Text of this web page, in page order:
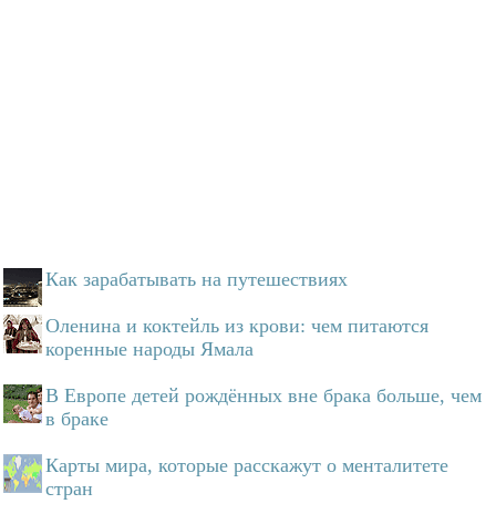
Как зарабатывать на путешествиях
Оленина и коктейль из крови: чем питаются
коренные народы Ямала
В Европе детей рождённых вне брака больше, чем
в браке
Карты мира, которые расскажут о менталитете
стран